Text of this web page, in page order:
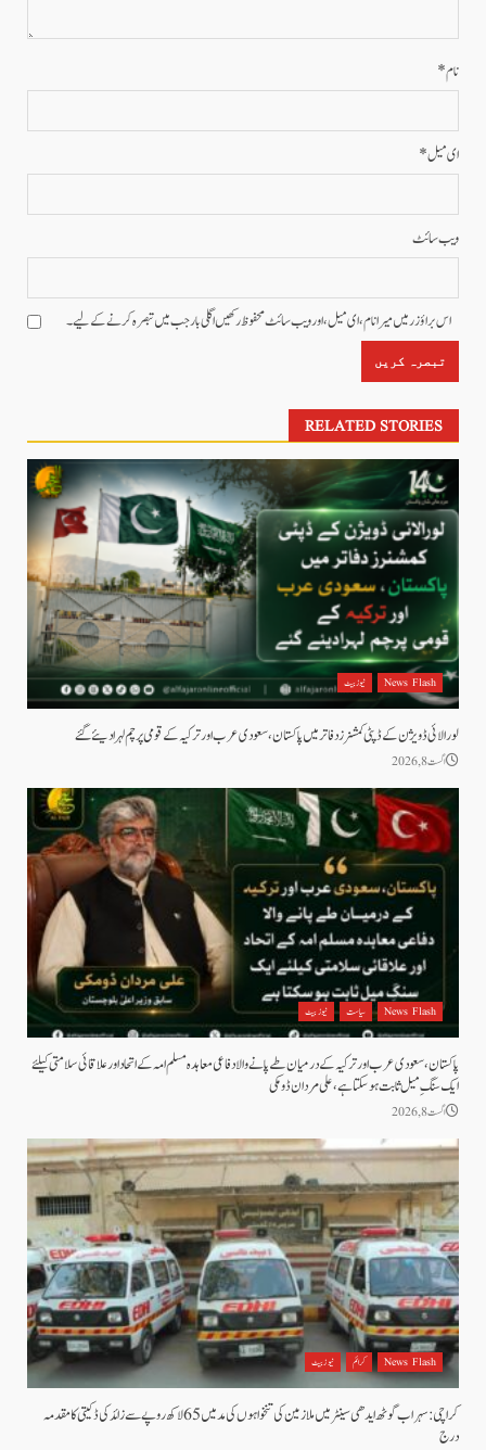
نام*
ای میل*
ویب‌ سائٹ
اس براؤزر میں میرا نام، ای میل، اور ویب سائٹ محفوظ رکھیں اگلی بار جب میں تبصرہ کرنے کےلیے۔
RELATED STORIES
News Flash نیوز بیٹ
لورالائی ڈویژن کے ڈپٹی کمشنرز دفاتر میں پاکستان، سعودی عرب اور ترکیہ کے قومی پرچم لہرا دیئے گئے
اگست 8, 2026
News Flash سیاست نیوز بیٹ
پاکستان، سعودی عرب اور ترکیہ کے درمیان طے پانے والا دفاعی معاہدہ مسلم امہ کے اتحاد اور علاقائی سلامتی کیلئے
ایک سنگِ میل ثابت ہو سکتا ہے، علی مردان ڈومکی
اگست 8, 2026
News Flash کرائم نیوز بیٹ
کراچی: سہراب گوٹھ ایدھی سینٹر میں ملازمین کی تنخواہوں کی مد میں 65 لاکھ روپے سے زائد کی ڈکیتی کا مقدمہ
درج